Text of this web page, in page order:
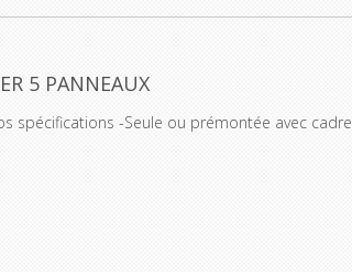
5 PANNEAUX
spécifications -Seule ou prémontée avec cadre